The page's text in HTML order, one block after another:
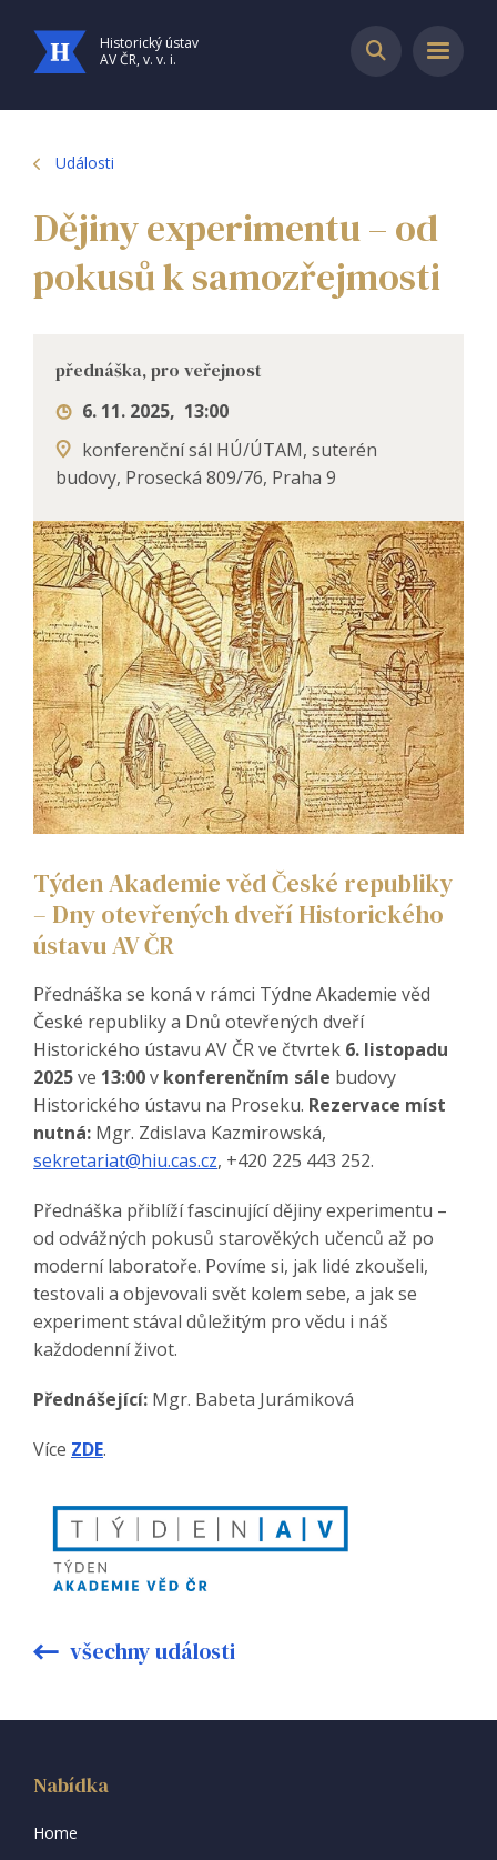
Historický ústav
AV ČR, v. v. i.
Události
Dějiny experimentu – od
pokusů k samozřejmosti
přednáška, pro veřejnost
6. 11. 2025, 13:00
konferenční sál HÚ/ÚTAM, suterén
budovy, Prosecká 809/76, Praha 9
Týden Akademie věd České republiky
– Dny otevřených dveří Historického
ústavu AV ČR
Přednáška se koná v rámci Týdne Akademie věd
České republiky a Dnů otevřených dveří
Historického ústavu AV ČR ve čtvrtek 6. listopadu
2025ve 13:00v konferenčním sále budovy
Historického ústavu na Proseku. Rezervace míst
nutná: Mgr. Zdislava Kazmirowská,
sekretariat@hiu.cas.cz, +420 225 443 252.
Přednáška přiblíží fascinující dějiny experimentu –
od odvážných pokusů starověkých učenců až po
moderní laboratoře. Povíme si, jak lidé zkoušeli,
testovali a objevovali svět kolem sebe, a jak se
experiment stával důležitým pro vědu i náš
každodenní život.
Přednášející: Mgr. Babeta Jurámiková
Více ZDE.
všechny události
Nabídka
Home